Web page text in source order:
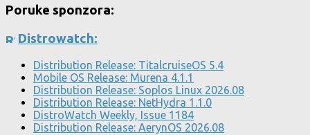
Poruke sponzora:
Distrowatch:
Distribution Release: TitalcruiseOS 5.4
Mobile OS Release: Murena 4.1.1
Distribution Release: Soplos Linux 2026.08
Distribution Release: NetHydra 1.1.0
DistroWatch Weekly, Issue 1184
Distribution Release: AerynOS 2026.08